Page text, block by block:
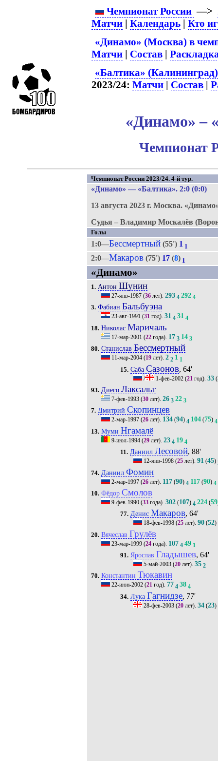
Чемпионат России —>
Матчи |Календарь |Кто
«Динамо» (Москва) в
Матчи | Состав |
«Балтика»
2023/24:Матчи | Состав |
«Динамо» –
Чемпионат
Чемпионат России 2023/24. 4-й тур.
«Динамо» — «Балтика». 2:0 (0:0)
13 августа 2023 г. Москва.
Судья – Владимир Москалёв
Голы
1:0—Бессмертный(55') 1 1
2:0—Макаров(75') 17(8) 1
«Динамо»
1. Антон Шунин
27-янв-1987(36лет). 293 4 292 4
3. Фабиан Бальбуэна
23-авг-1991 (31год). 31 4 31 4
18. Николас Маричаль
17-мар-2001 (22года). 17 3 14 3
80. Станислав Бессмертный
11-мар-2004(19лет). 2 2 1 1
15. Саба Сазонов, 64'
/ 1-фев-2002 (21 год).33 (
93. Диего Лаксальт
7-фев-1993(30лет). 26 3 22 3
7. Дмитрий Скопинцев
2-мар-1997(26лет). 134(94) 4 104(75) 4
13. Муми Нгамалё
9-июл-1994(29лет). 23 4 19 4
11. Даниил Лесовой, 88'
12-янв-1998 (25 лет).91 (45)
74. Даниил Фомин
2-мар-1997(26лет). 117(90) 4 117(90) 4
10. Фёдор Смолов
9-фев-1990(33года). 302(107) 4 224(59
77. Денис Макаров, 64'
18-фев-1998 (25 лет).90 (52)
20. Вячеслав Грулёв
23-мар-1999(24года). 107 4 49 1
91. Ярослав Гладышев, 64'
5-май-2003 (20 лет).35 2
70. Константин Тюкавин
22-июн-2002(21год). 77 4 38 4
34. Лука Гагнидзе, 77'
28-фев-2003 (20 лет).34 (23)